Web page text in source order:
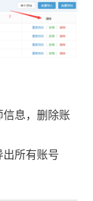
信息，删除账
所有账号